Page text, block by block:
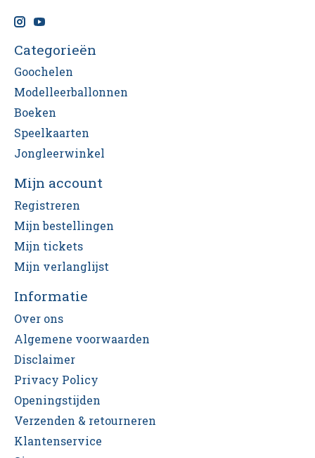
Categorieën
Goochelen
Modelleerballonnen
Boeken
Speelkaarten
Jongleerwinkel
Mijn account
Registreren
Mijn bestellingen
Mijn tickets
Mijn verlanglijst
Informatie
Over ons
Algemene voorwaarden
Disclaimer
Privacy Policy
Openingstijden
Verzenden & retourneren
Klantenservice